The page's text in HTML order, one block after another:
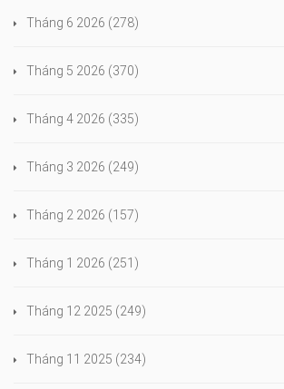
Tháng 6 2026 (278)
Tháng 5 2026 (370)
Tháng 4 2026 (335)
Tháng 3 2026 (249)
Tháng 2 2026 (157)
Tháng 1 2026 (251)
Tháng 12 2025 (249)
Tháng 11 2025 (234)